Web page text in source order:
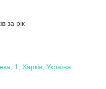
за рік
1, Харків, Україна